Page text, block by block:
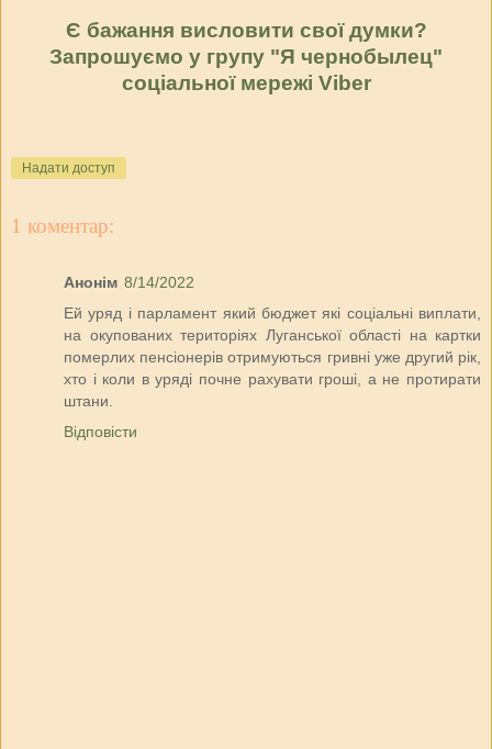
Є бажання висловити свої думки?
Запрошуємо у групу "Я чернобылец"
соціальної мережі Viber
Надати доступ
1 коментар:
Анонім 8/14/2022
Ей уряд і парламент який бюджет які соціальні виплати,
на окупованих територіях Луганської області на картки
померлих пенсіонерів отримуються гривні уже другий рік,
хто і коли в уряді почне рахувати гроші, а не протирати
штани.
Відповісти